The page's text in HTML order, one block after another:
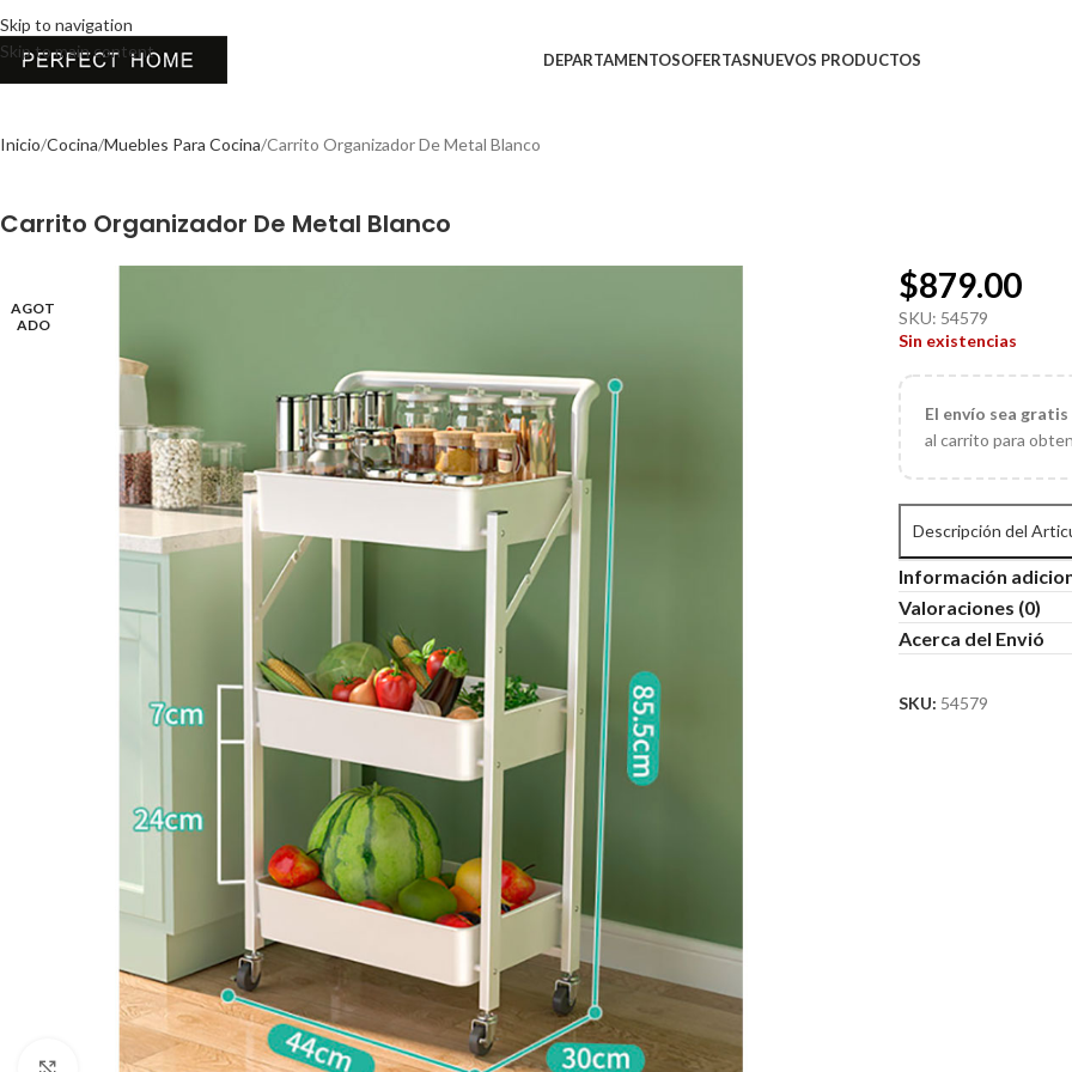
Skip to navigation
Skip to main content
DEPARTAMENTOSOFERTASNUEVOS PRODUCTOS
Inicio Cocina Muebles Para Cocina Carrito Organizador De Metal Blanco
Carrito Organizador De Metal Blanco
AGOT
ADO
Click to enlarge
$879.00
SKU: 54579
Sin existencias
El envío sea
al carrito para
Descripción del
Información
Valoraciones (0)
Acerca del Envió
SKU: 54579